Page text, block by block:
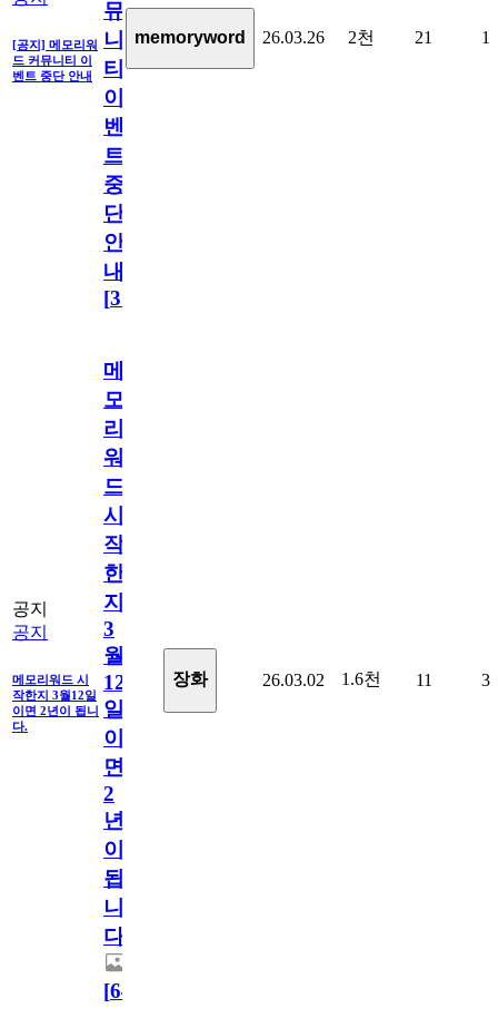
[공지] 메모리워
드 커뮤니티 이
벤트 중단 안내
뮤
니
티
이
벤
트
중
단
안
내
[31
memoryword 26.03.26 2천 21 1
공지
공지
메모리워드 시
작한지 3월12일
이면 2년이 됩니
다.
메
모
리
워
드
시
작
한
지
3
월
12
일
이
면
2
년
이
됩
니
다.
[64
장화 26.03.02 1.6천 11 3